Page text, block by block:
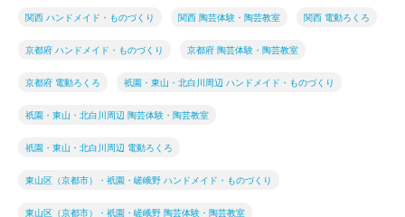
関西 ハンドメイド・ものづくり 関西 陶芸体験・陶芸教室 関西 電動ろくろ
京都府 ハンドメイド・ものづくり 京都府 陶芸体験・陶芸教室
京都府 電動ろくろ 祇園・東山・北白川周辺 ハンドメイド・ものづくり
祇園・東山・北白川周辺 陶芸体験・陶芸教室
祇園・東山・北白川周辺 電動ろくろ
東山区（京都市）・祇園・嵯峨野 ハンドメイド・ものづくり
東山区（京都市）・祇園・嵯峨野 陶芸体験・陶芸教室